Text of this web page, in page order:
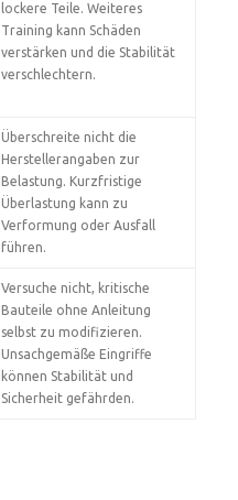
lockere Teile. Weiteres
Training kann Schäden
verstärken und die Stabilität
verschlechtern.
Überschreite nicht die
Herstellerangaben zur
Belastung. Kurzfristige
Überlastung kann zu
Verformung oder Ausfall
führen.
Versuche nicht, kritische
Bauteile ohne Anleitung
selbst zu modifizieren.
Unsachgemäße Eingriffe
können Stabilität und
Sicherheit gefährden.